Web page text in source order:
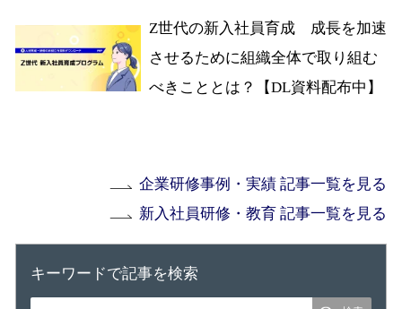
Z世代の新入社員育成 成長を加速
させるために組織全体で取り組む
べきこととは？【DL資料配布中】
企業研修事例・実績 記事一覧を見る
新入社員研修・教育 記事一覧を見る
キーワードで記事を検索